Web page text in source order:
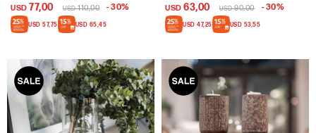
USD 77,00 USD 110,00 30
USD 57,75 USD 65,45
USD 63,00 USD 90,00 30
USD 47,25 USD 53,55